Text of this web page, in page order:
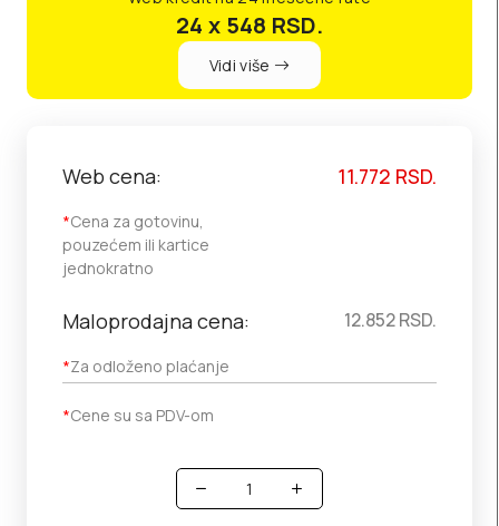
24 x 548 RSD.
Vidi više
Web cena:
*Cena za gotovinu,
pouzećem ili kartice
jednokratno
11.772 RSD.
Maloprodajna cena:
*Za odloženo plaćanje
12.852RSD.
*Cene su sa PDV-om
Količina